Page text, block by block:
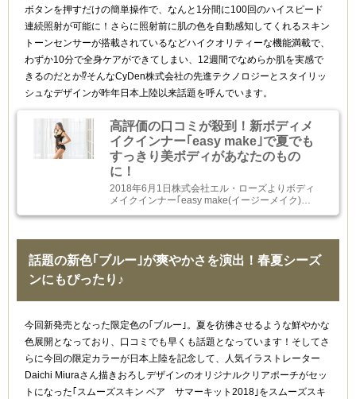
ボタンを押すだけの簡単操作で、なんと1分間に100回のハイスピード
連続照射が可能に！さらに照射前に肌の色を自動感知してくれるスキン
トーンセンサーが搭載されているなどハイクオリティーな機能満載で、
わずか10分で全身ケアができてしまい、12週間でなめらか肌を実感で
きるのだとか⁉そんなCyDen株式会社の先進テクノロジーとスタイリッ
シュなデザインが昨年日本上陸以来話題を呼んでいます。
高評価の口コミが殺到！新ボディメ
イクインナー｢easy make｣で夏でも
すっきり美ボディがあなたのもの
に！
2018年6月1日株式会社エル・ローズよりボディ
メイクインナー｢easy make(イージーメイク)…
話題の新色｢ブルー｣が爽やかさを演出！春夏シーズ
ンにもぴったり♪
今回新発売となった限定色の｢ブルー｣。夏を彷彿させるような鮮やかな
色展開となっており、口コミでも早くも話題となっています！そしてさ
らに今回の限定カラーが日本上陸を記念して、人気イラストレーター
Daichi Miuraさん描きおろしデザインのオリジナルクリアポーチがセッ
トになった｢スムーズスキン ベア サマーキット2018｣をスムーズスキ